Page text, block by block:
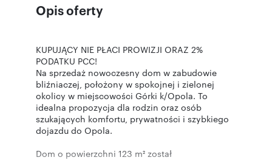
Opis oferty
KUPUJĄCY NIE PŁACI PROWIZJI ORAZ 2%
PODATKU PCC!
Na sprzedaż nowoczesny dom w zabudowie
bliźniaczej, położony w spokojnej i zielonej
okolicy w miejscowości Górki k/Opola. To
idealna propozycja dla rodzin oraz osób
szukających komfortu, prywatności i szybkiego
dojazdu do Opola.
Dom o powierzchni 123 m² został